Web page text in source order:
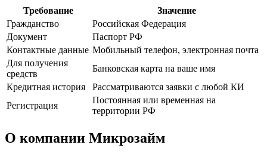
Требование
Значение
Гражданство
Российская Федерация
Документ
Паспорт РФ
Контактные данные Мобильный телефон, электронная почта
Для получения
средств
Банковская карта на ваше имя
Кредитная история
Рассматриваются заявки с любой КИ
Регистрация
Постоянная или временная на
территории РФ
О компании Микрозайм